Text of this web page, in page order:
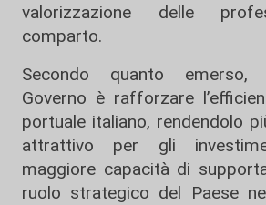
valorizzazione delle
comparto.
Secondo quanto emerso,
Governo è rafforzare
portuale italiano, rendendolo
attrattivo per gli
maggiore capacità di
ruolo strategico del Paese